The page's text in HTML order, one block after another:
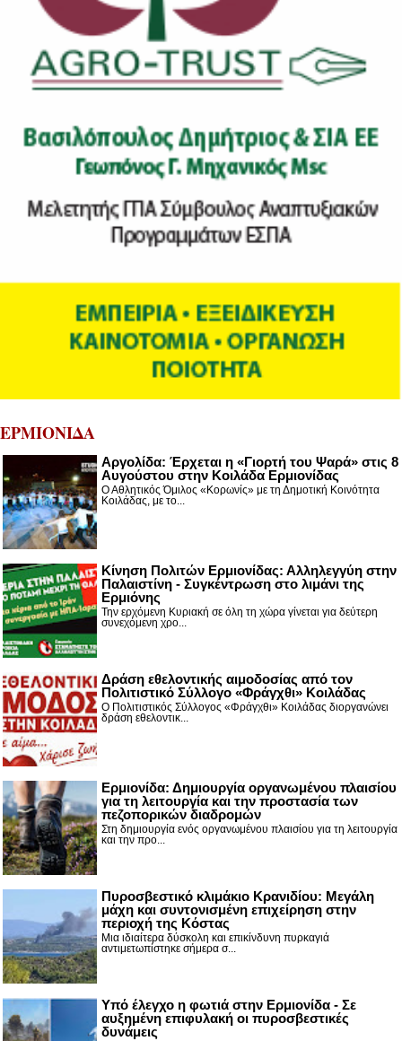
ΕΡΜΙΟΝΙΔΑ
Αργολίδα: Έρχεται η «Γιορτή του Ψαρά» στις 8
Αυγούστου στην Κοιλάδα Ερμιονίδας
Ο Αθλητικός Όμιλος «Κορωνίς» με τη Δημοτική Κοινότητα
Κοιλάδας, με το...
Κίνηση Πολιτών Ερμιονίδας: Αλληλεγγύη στην
Παλαιστίνη - Συγκέντρωση στο λιμάνι της
Ερμιόνης
Την ερχόμενη Κυριακή σε όλη τη χώρα γίνεται για δεύτερη
συνεχόμενη χρο...
Δράση εθελοντικής αιμοδοσίας από τον
Πολιτιστικό Σύλλογο «Φράγχθι» Κοιλάδας
Ο Πολιτιστικός Σύλλογος «Φράγχθι» Κοιλάδας διοργανώνει
δράση εθελοντικ...
Ερμιονίδα: Δημιουργία οργανωμένου πλαισίου
για τη λειτουργία και την προστασία των
πεζοπορικών διαδρομών
Στη δημιουργία ενός οργανωμένου πλαισίου για τη λειτουργία
και την προ...
Πυροσβεστικό κλιμάκιο Κρανιδίου: Μεγάλη
μάχη και συντονισμένη επιχείρηση στην
περιοχή της Κόστας
Μια ιδιαίτερα δύσκολη και επικίνδυνη πυρκαγιά
αντιμετωπίστηκε σήμερα σ...
Υπό έλεγχο η φωτιά στην Ερμιονίδα - Σε
αυξημένη επιφυλακή οι πυροσβεστικές
δυνάμεις